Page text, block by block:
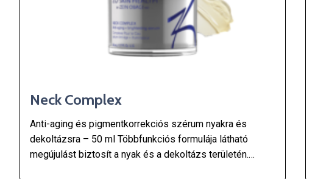
Neck Complex
Anti-aging és pigmentkorrekciós szérum nyakra és
dekoltázsra – 50 ml Többfunkciós formulája látható
megújulást biztosít a nyak és a dekoltázs területén.…